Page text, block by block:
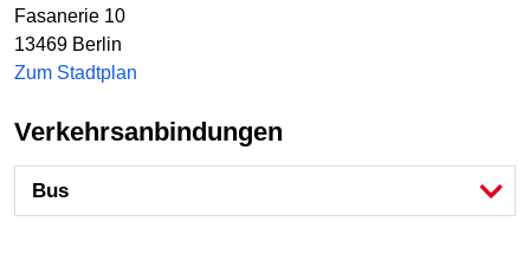
Fasanerie 10
13469 Berlin
Zum Stadtplan
Verkehrsanbindungen
Bus